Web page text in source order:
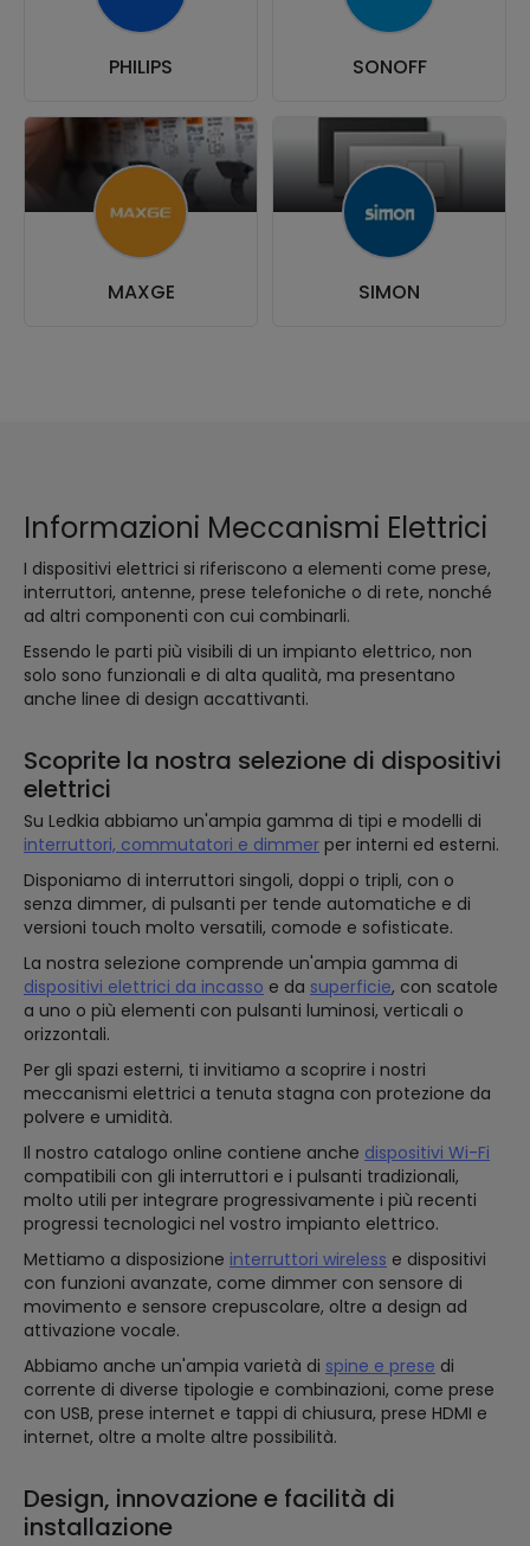
PHILIPS SONOFF
MAXGE SIMON
Informazioni Meccanismi Elettrici
I dispositivi elettrici si riferiscono a elementi come prese,
interruttori, antenne, prese telefoniche o di rete, nonché
ad altri componenti con cui combinarli.
Essendo le parti più visibili di un impianto elettrico, non
solo sono funzionali e di alta qualità, ma presentano
anche linee di design accattivanti.
Scoprite la nostra selezione di dispositivi
elettrici
Su Ledkia abbiamo un'ampia gamma di tipi e modelli di
interruttori, commutatori e dimmer per interni ed esterni.
Disponiamo di interruttori singoli, doppi o tripli, con o
senza dimmer, di pulsanti per tende automatiche e di
versioni touch molto versatili, comode e sofisticate.
La nostra selezione comprende un'ampia gamma di
dispositivi elettrici da incasso e da superficie, con scatole
a uno o più elementi con pulsanti luminosi, verticali o
orizzontali.
Per gli spazi esterni, ti invitiamo a scoprire i nostri
meccanismi elettrici a tenuta stagna con protezione da
polvere e umidità.
Il nostro catalogo online contiene anche dispositivi Wi-Fi
compatibili con gli interruttori e i pulsanti tradizionali,
molto utili per integrare progressivamente i più recenti
progressi tecnologici nel vostro impianto elettrico.
Mettiamo a disposizione interruttori wireless e dispositivi
con funzioni avanzate, come dimmer con sensore di
movimento e sensore crepuscolare, oltre a design ad
attivazione vocale.
Abbiamo anche un'ampia varietà di spine e prese di
corrente di diverse tipologie e combinazioni, come prese
con USB, prese internet e tappi di chiusura, prese HDMI e
internet, oltre a molte altre possibilità.
Design, innovazione e facilità di
installazione